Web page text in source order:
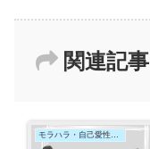
関連記事
モラハラ・自己愛性パーソナリティ障害